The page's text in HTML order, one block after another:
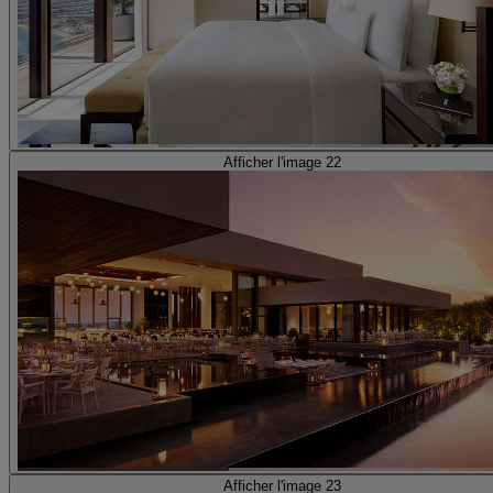
Afficher l'image 22
Afficher l'image 23